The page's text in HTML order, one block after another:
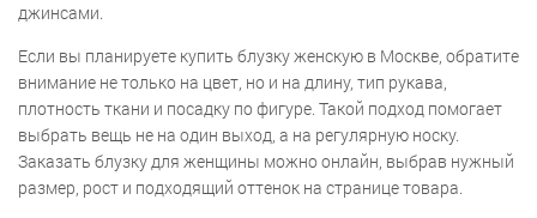
джинсами.
Если вы планируете купить блузку женскую в Москве, обратите
внимание не только на цвет, но и на длину, тип рукава,
плотность ткани и посадку по фигуре. Такой подход помогает
выбрать вещь не на один выход, а на регулярную носку.
Заказать блузку для женщины можно онлайн, выбрав нужный
размер, рост и подходящий оттенок на странице товара.